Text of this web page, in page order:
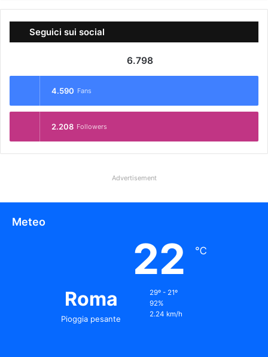
Seguici sui social
6.798
4.590 Fans
2.208 Followers
Advertisement
Meteo
Roma
Pioggia pesante
22 ℃
29º - 21º
92%
2.24 km/h